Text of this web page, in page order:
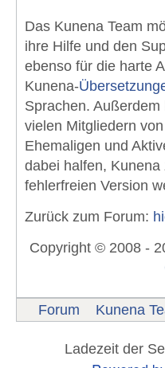
Das Kunena Team
ihre Hilfe und den
ebenso für die harte
Kunena-
Sprachen.
vielen Mitgliedern von
Ehemaligen und
dabei halfen,
fehlerfreien Version
Zurück zum Forum:
Copyright © 2008 -
Forum Kunena
Ladezeit der